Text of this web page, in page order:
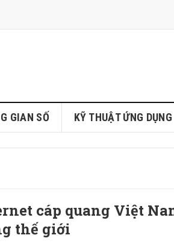
GIAN SỐ KỸ THUẬT ỨNG DỤNG
cáp quang Việt
thế giới